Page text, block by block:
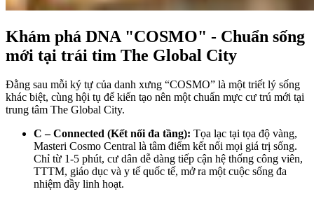
Khám phá DNA "COSMO" - Chuẩn sống
mới tại trái tim The Global City
Đằng sau mỗi ký tự của danh xưng “COSMO” là một triết lý sống
khác biệt, cùng hội tụ để kiến tạo nên một chuẩn mực cư trú mới tại
trung tâm The Global City.
C – Connected (Kết nối đa tầng): Tọa lạc tại tọa độ vàng,
Masteri Cosmo Central là tâm điểm kết nối mọi giá trị sống.
Chỉ từ 1-5 phút, cư dân dễ dàng tiếp cận hệ thống công viên,
TTTM, giáo dục và y tế quốc tế, mở ra một cuộc sống đa
nhiệm đầy linh hoạt.